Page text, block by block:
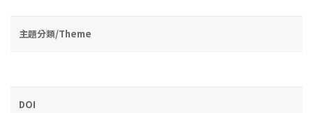
主題分類/Theme
DOI